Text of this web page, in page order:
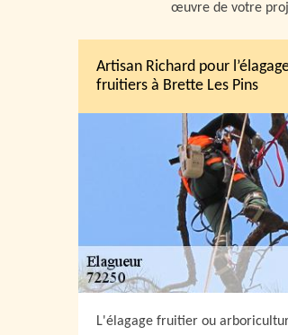
œuvre de votre
Artisan Richard pour
fruitiers à Brette Les Pins
L'élagage fruitier ou